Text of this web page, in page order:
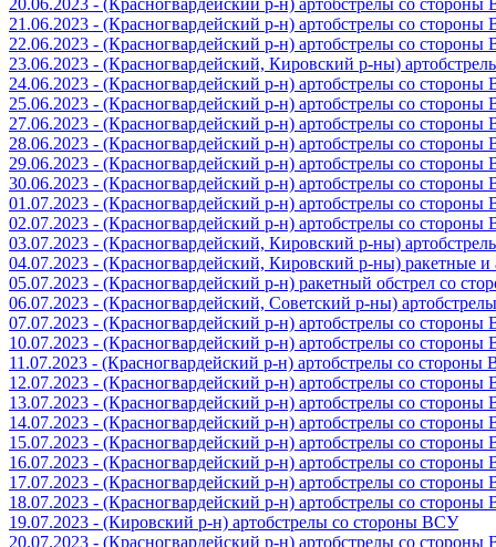
21.06.2023 - (Красногвардейский р-н) артобстрелы со
22.06.2023 - (Красногвардейский р-н) артобстрелы со
23.06.2023 - (Красногвардейский, Кировский р-ны)
24.06.2023 - (Красногвардейский р-н) артобстрелы со
25.06.2023 - (Красногвардейский р-н) артобстрелы со
27.06.2023 - (Красногвардейский р-н) артобстрелы со
28.06.2023 - (Красногвардейский р-н) артобстрелы со
29.06.2023 - (Красногвардейский р-н) артобстрелы со
30.06.2023 - (Красногвардейский р-н) артобстрелы со
01.07.2023 - (Красногвардейский р-н) артобстрелы со
02.07.2023 - (Красногвардейский р-н) артобстрелы со
03.07.2023 - (Красногвардейский, Кировский р-ны)
04.07.2023 - (Красногвардейский, Кировский р-ны) ракетные
05.07.2023 - (Красногвардейский р-н) ракетный обстрел со
06.07.2023 - (Красногвардейский, Советский р-ны)
07.07.2023 - (Красногвардейский р-н) артобстрелы со
10.07.2023 - (Красногвардейский р-н) артобстрелы со
11.07.2023 - (Красногвардейский р-н) артобстрелы со стороны
12.07.2023 - (Красногвардейский р-н) артобстрелы со
13.07.2023 - (Красногвардейский р-н) артобстрелы со
14.07.2023 - (Красногвардейский р-н) артобстрелы со
15.07.2023 - (Красногвардейский р-н) артобстрелы со
16.07.2023 - (Красногвардейский р-н) артобстрелы со
17.07.2023 - (Красногвардейский р-н) артобстрелы со
18.07.2023 - (Красногвардейский р-н) артобстрелы со
19.07.2023 - (Кировский р-н) артобстрелы со стороны ВСУ
20.07.2023 - (Красногвардейский р-н) артобстрелы со